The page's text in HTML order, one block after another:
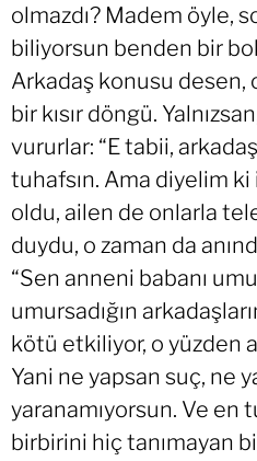
olmazdı? Madem öyle,
biliyorsun benden bir
Arkadaş konusu desen,
bir kısır döngü.
vururlar: “E tabii,
tuhafsın. Ama diyelim ki
oldu, ailen de onlarla
duydu, o zaman da
“Sen anneni babanı
umursadığın
kötü etkiliyor, o yüzden
Yani ne yapsan suç, ne
yaranamıyorsun. Ve en
birbirini hiç tanımayan